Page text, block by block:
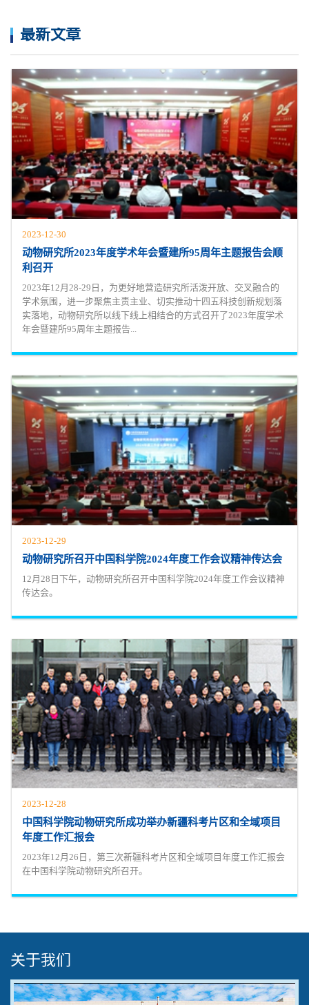
最新文章
2023-12-30
动物研究所2023年度学术年会暨建所95周年主题报告会顺
利召开
2023年12月28-29日，为更好地营造研究所活泼开放、交叉融合的
学术氛围，进一步聚焦主责主业、切实推动十四五科技创新规划落
实落地，动物研究所以线下线上相结合的方式召开了2023年度学术
年会暨建所95周年主题报告...
2023-12-29
动物研究所召开中国科学院2024年度工作会议精神传达会
12月28日下午，动物研究所召开中国科学院2024年度工作会议精神
传达会。
2023-12-28
中国科学院动物研究所成功举办新疆科考片区和全域项目
年度工作汇报会
2023年12月26日，第三次新疆科考片区和全域项目年度工作汇报会
在中国科学院动物研究所召开。
关于我们